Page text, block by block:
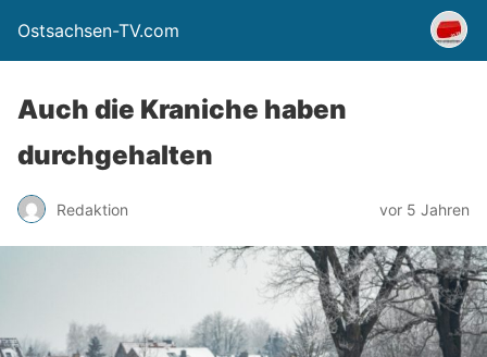
Ostsachsen-TV.com
Auch die Kraniche haben
durchgehalten
Redaktion vor 5 Jahren